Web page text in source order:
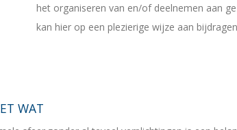
het organiseren van en/of deelnemen aan
kan hier op een plezierige wijze aan
WAT